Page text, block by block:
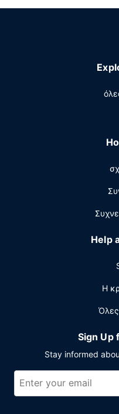
Χαλαρώστε στο πλήρως
καθώς και τα ανοιχτά
περιλαμβάνουν δωρεάν
concierge και
μπορούν να
καλύπτει αποστάσεις 3
Γευτείτε αμερικανική
(εστιατόριο) που
επίσης να πιείτε ένα
απολαύσετε τη θέα
δίπλα στην πισίνα. Με
όλο το 24ωρο,
στάθμευση χωρίς
Help
Η
Sign Up
Stay informed